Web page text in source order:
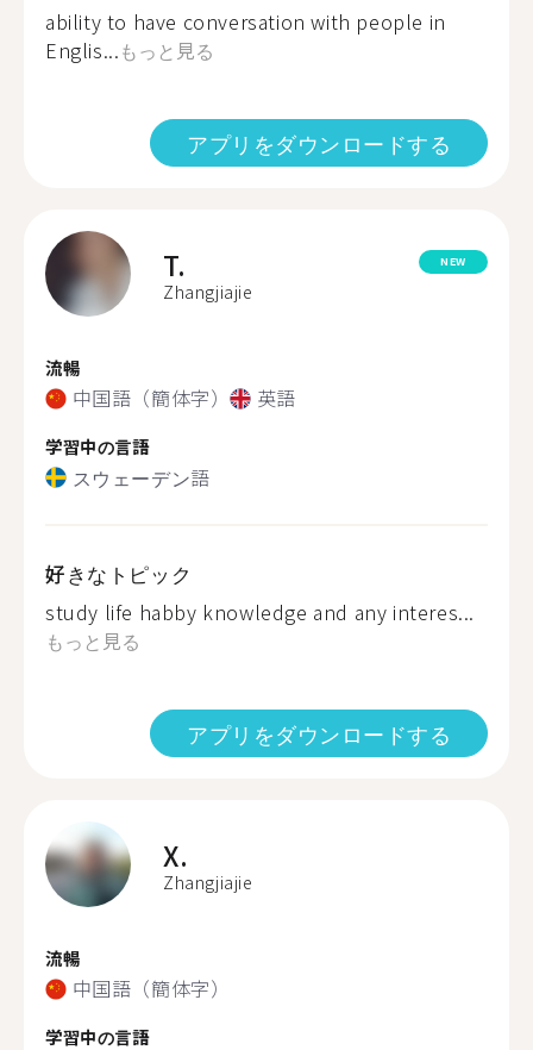
ability to have conversation with people in
Englis...もっと見る
アプリをダウンロードする
T.
Zhangjiajie
NEW
流暢
中国語（簡体字） 英語
学習中の言語
スウェーデン語
好きなトピック
study life habby knowledge and any interes...
もっと見る
アプリをダウンロードする
X.
Zhangjiajie
流暢
中国語（簡体字）
学習中の言語